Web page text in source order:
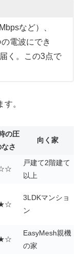
など）、
電波にでき
く。この3点で
。
の圧
さ
向く家
戸建て2階建て
以上
3LDKマンショ
ン
EasyMesh親機
の家